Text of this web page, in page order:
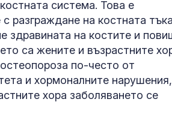
система. Това е
разграждане на костната
здравината на костите и
са жените и възрастните
по-често от
и хормоналните нарушения,
хора заболяването се
руски войник
в рокля
Китай тества
опасни мисии:
хеликоптери
полети под радара